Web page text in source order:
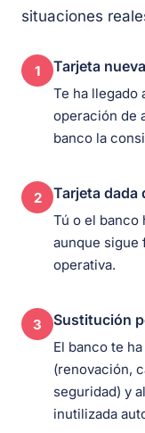
situaciones
1 Tarjeta
Te ha llegado
operación de
banco la
2 Tarjeta dada
Tú o el banco
aunque sigue
operativa.
3 Sustitución
El banco te
(renovación,
seguridad) y
inutilizada